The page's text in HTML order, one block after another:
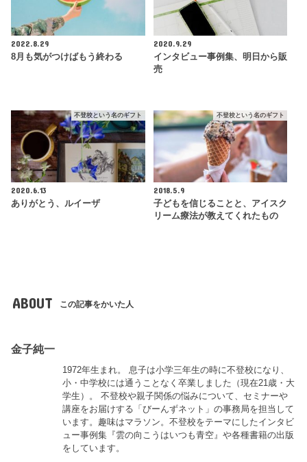
2022.8.29
8月も気がつけばもう終わる
2020.9.29
インタビュー事例集、明日から販
売
不登校という名のギフト
2020.6.13
ありがとう、ルイーザ
不登校という名のギフト
2018.5.9
子どもを信じることと、アイスク
リーム療法が教えてくれたもの
ABOUT この記事をかいた人
金子純一
1972年生まれ。 息子は小学三年生の時に不登校になり、
小・中学校には通うことなく卒業しました（現在21歳・大
学生）。 不登校や親子関係の悩みについて、セミナーや
講座をお届けする「びーんずネット」の事務局を担当して
います。趣味はマラソン。不登校をテーマにしたインタビ
ュー事例集『雲の向こうはいつも青空』や各種書籍の出版
をしています。